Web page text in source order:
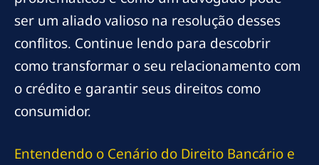
ser um aliado valioso na resolução desses
conflitos. Continue lendo para descobrir
como transformar o seu relacionamento com
o crédito e garantir seus direitos como
consumidor.
Entendendo o Cenário do Direito Bancário e